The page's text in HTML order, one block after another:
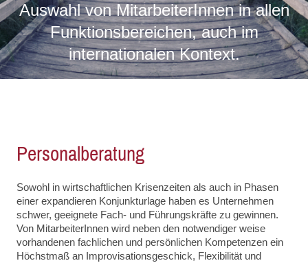
Auswahl von MitarbeiterInnen in allen
Funktionsbereichen, auch im
internationalen Kontext.
Personalberatung
Sowohl in wirtschaftlichen Krisenzeiten als auch in Phasen
einer expandieren Konjunkturlage haben es Unternehmen
schwer, geeignete Fach- und Führungskräfte zu gewinnen.
Von MitarbeiterInnen wird neben den notwendiger weise
vorhandenen fachlichen und persönlichen Kompetenzen ein
Höchstmaß an Improvisationsgeschick, Flexibilität und